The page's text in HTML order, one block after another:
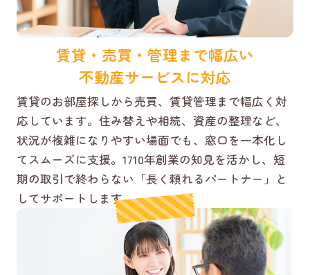
賃貸・売買・管理まで幅広い
不動産サービスに対応
賃貸のお部屋探しから売買、賃貸管理まで幅広く対
応しています。住み替えや相続、資産の整理など、
状況が複雑になりやすい場面でも、窓口を一本化し
てスムーズに支援。1710年創業の知見を活かし、短
期の取引で終わらない「長く頼れるパートナー」と
してサポートします。